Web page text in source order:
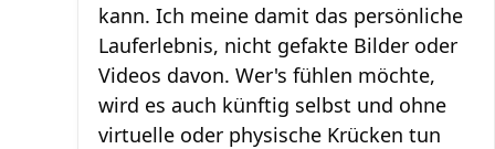
kann. Ich meine damit das persönliche
Lauferlebnis, nicht gefakte Bilder oder
Videos davon. Wer's fühlen möchte,
wird es auch künftig selbst und ohne
virtuelle oder physische Krücken tun